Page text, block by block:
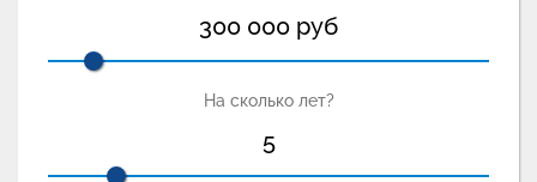
300 000 руб
На сколько лет?
5